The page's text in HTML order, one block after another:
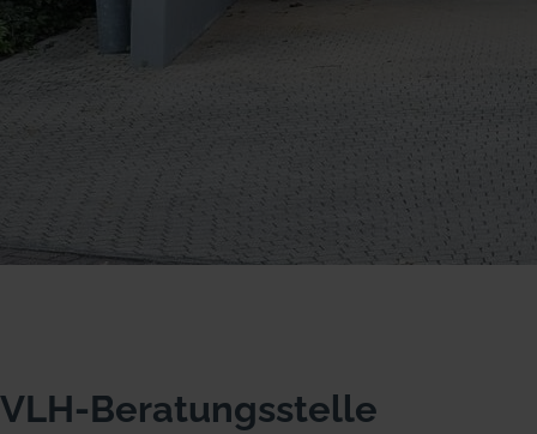
VLH-Beratungsstelle